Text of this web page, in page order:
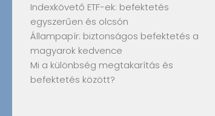
Indexkövető ETF-ek: befektetés
egyszerűen és olcsón
Állampapír: biztonságos befektetés a
magyarok kedvence
Mi a különbség megtakarítás és
befektetés között?